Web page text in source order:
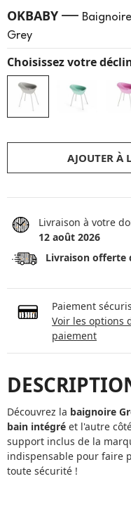
OKBABY —
Grey
Choisissez votre
AJOUTER À
Livraison à votre
12 août 2026
Livraison offerte
Paiement
Voir les options
paiement
Découvrez la baignoire
bain intégré et l'autre
support inclus de la
indispensable pour faire
toute sécurité !